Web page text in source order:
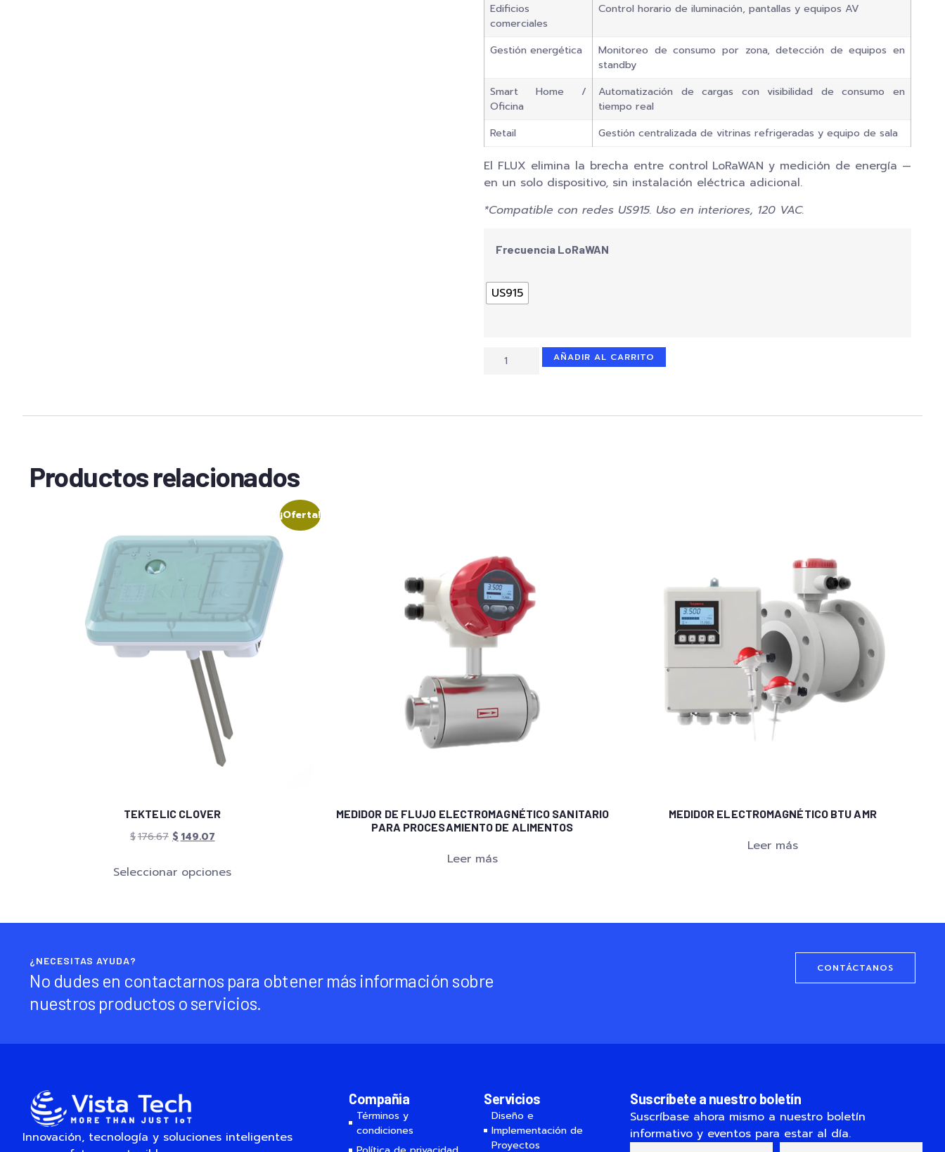
Edificios
comerciales
Control horario de iluminación, pantallas y equipos AV
Gestión energética
Monitoreo de consumo por zona, detección de equipos en
standby
Smart Home /
Oficina
Automatización de cargas con visibilidad de consumo en
tiempo real
Retail
Gestión centralizada de vitrinas refrigeradas y equipo de sala
El FLUX elimina la brecha entre control LoRaWAN y medición de energía —
en un solo dispositivo, sin instalación eléctrica adicional.
*Compatible con redes US915. Uso en interiores, 120 VAC.
Frecuencia LoRaWAN
US915
AÑADIR AL CARRITO
Productos relacionados
¡Oferta!
TEKTELIC CLOVER
$176.67 $ 149.07
Seleccionar opciones
MEDIDOR DE FLUJO ELECTROMAGNÉTICO SANITARIO
PARA PROCESAMIENTO DE ALIMENTOS
Leer más
MEDIDOR ELECTROMAGNÉTICO BTU AMR
Leer más
¿NECESITAS AYUDA?
No dudes en contactarnos para obtener más información sobre
nuestros productos o servicios.
CONTÁCTANOS
Innovación, tecnología y soluciones inteligentes
Compañia
Términos y
condiciones
Servicios
Diseño e
Implementación de
Proyectos
Suscríbete a nuestro boletín
Suscríbase ahora mismo a nuestro boletín
informativo y eventos para estar al día.